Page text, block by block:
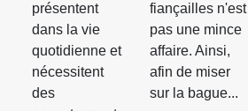
présentent
dans la vie
quotidienne et
nécessitent
des
fiançailles n'est
pas une mince
affaire. Ainsi,
afin de miser
sur la bague...